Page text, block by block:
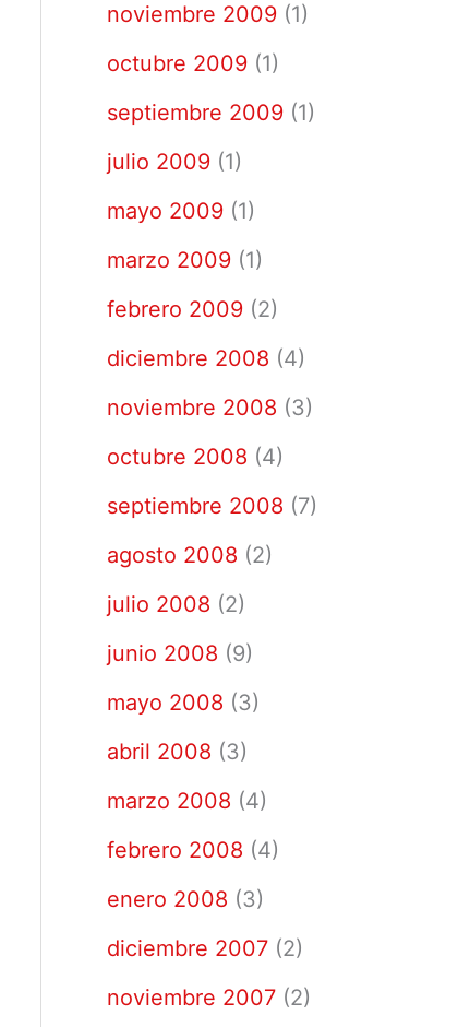
noviembre 2009 (1)
octubre 2009 (1)
septiembre 2009 (1)
julio 2009 (1)
mayo 2009 (1)
marzo 2009 (1)
febrero 2009 (2)
diciembre 2008 (4)
noviembre 2008 (3)
octubre 2008 (4)
septiembre 2008 (7)
agosto 2008 (2)
julio 2008 (2)
junio 2008 (9)
mayo 2008 (3)
abril 2008 (3)
marzo 2008 (4)
febrero 2008 (4)
enero 2008 (3)
diciembre 2007 (2)
noviembre 2007 (2)